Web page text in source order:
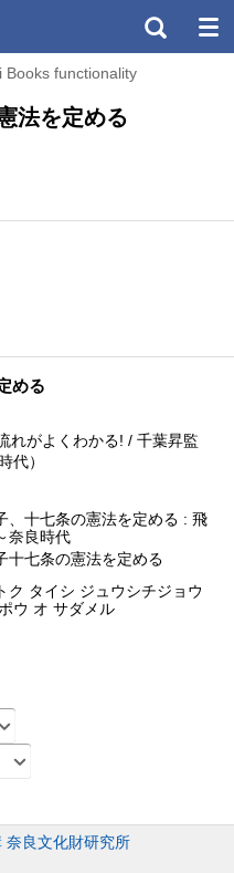
Books functionality
法を定める
める
れがよくわかる! / 千葉昇監
代）
、十七条の憲法を定める : 飛
奈良時代
十七条の憲法を定める
ク タイシ ジュウシチジョウ
ウ オ サダメル
奈良文化財研究所